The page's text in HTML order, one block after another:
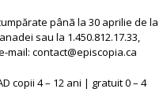
pânã la 30 aprilie de la
sau la 1.450.812.17.33,
mail: contact@episcopia.ca
copii 4 – 12 ani | gratuit 0 – 4